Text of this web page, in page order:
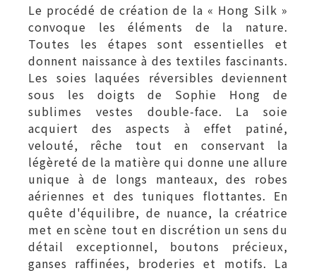
Le procédé de création de la « Hong Silk »
convoque les éléments de la nature.
Toutes les étapes sont essentielles et
donnent naissance à des textiles fascinants.
Les soies laquées réversibles deviennent
sous les doigts de Sophie Hong de
sublimes vestes double-face. La soie
acquiert des aspects à effet patiné,
velouté, rêche tout en conservant la
légèreté de la matière qui donne une allure
unique à de longs manteaux, des robes
aériennes et des tuniques flottantes. En
quête d'équilibre, de nuance, la créatrice
met en scène tout en discrétion un sens du
détail exceptionnel, boutons précieux,
ganses raffinées, broderies et motifs. La